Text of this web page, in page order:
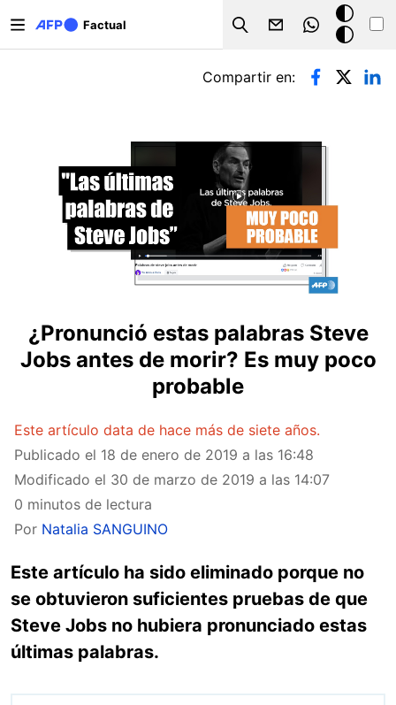
Factual
Search
Modo
oscuro
Solapas principales
Compartir en:
¿Pronunció estas palabras Steve
Jobs antes de morir? Es muy poco
probable
Este artículo data de hace más de siete años.
Publicado el 18 de enero de 2019 a las 16:48
Modificado el 30 de marzo de 2019 a las 14:07
0 minutos de lectura
Por Natalia SANGUINO
Este artículo ha sido eliminado porque no
se obtuvieron suficientes pruebas de que
Steve Jobs no hubiera pronunciado estas
últimas palabras.